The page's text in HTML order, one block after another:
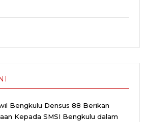
Bengkulu Densus 88 Berikan
Kepada SMSI Bengkulu dalam